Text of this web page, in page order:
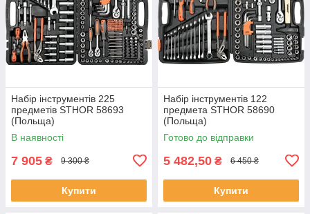
Набір інструментів 225
предметів STHOR 58693
(Польща)
В наявності
7 905 ₴ 9 300 ₴
Купити
Набір інструментів 122
предмета STHOR 58690
(Польща)
Готово до відправки
5 482,50 ₴ 6 450 ₴
Купити